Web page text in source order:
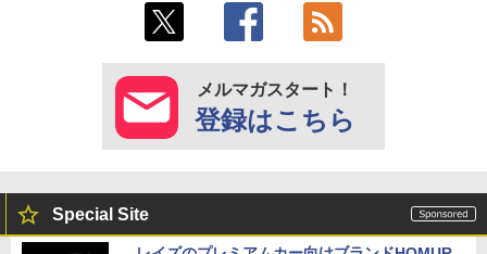
メルマガスタート！
登録はこちら
Special Site